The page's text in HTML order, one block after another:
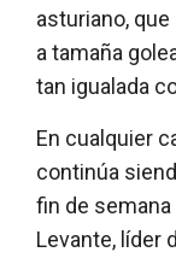
asturiano,
a tamaña
tan igualada
En cualquier
continúa
fin de
Levante, líder